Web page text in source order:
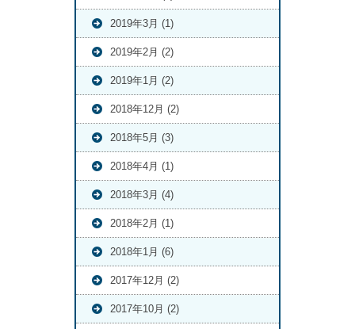
2019年3月 (1)
2019年2月 (2)
2019年1月 (2)
2018年12月 (2)
2018年5月 (3)
2018年4月 (1)
2018年3月 (4)
2018年2月 (1)
2018年1月 (6)
2017年12月 (2)
2017年10月 (2)